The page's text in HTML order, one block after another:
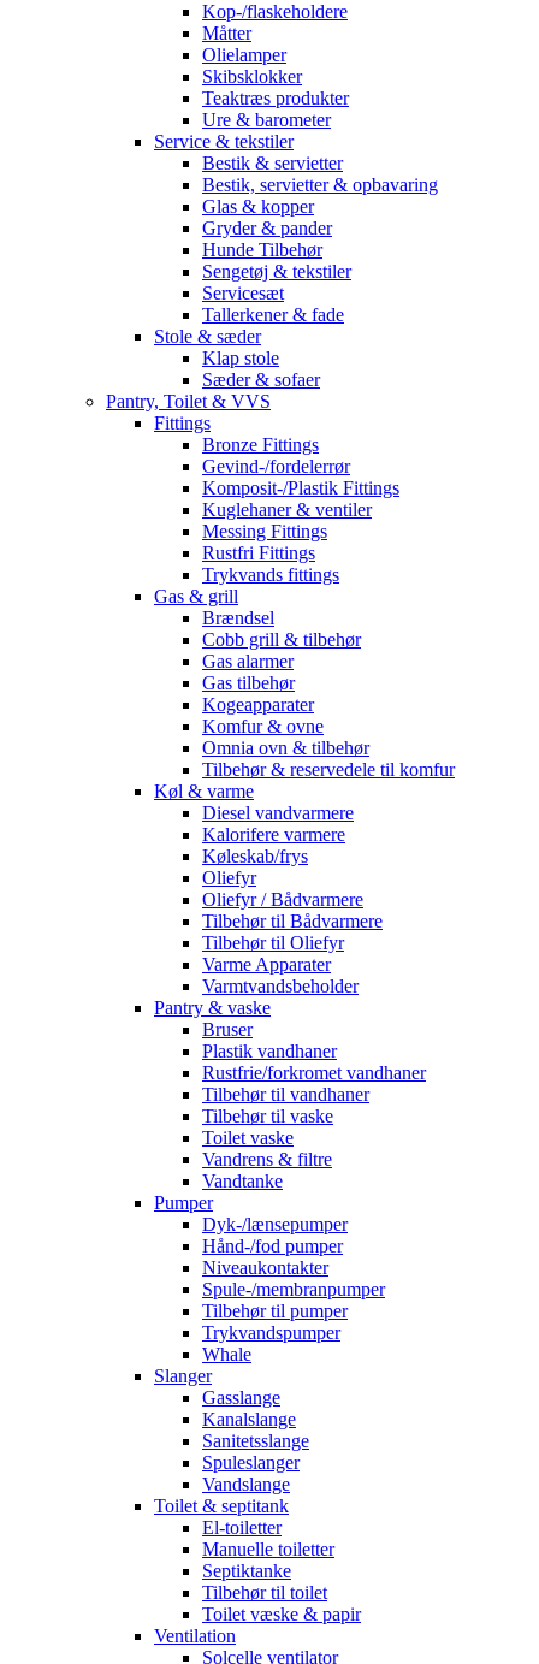
Kop-/flaskeholdere
Måtter
Olielamper
Skibsklokker
Teaktræs produkter
Ure & barometer
Service & tekstiler
Bestik & servietter
Bestik, servietter & opbavaring
Glas & kopper
Gryder & pander
Hunde Tilbehør
Sengetøj & tekstiler
Servicesæt
Tallerkener & fade
Stole & sæder
Klap stole
Sæder & sofaer
Pantry, Toilet & VVS
Fittings
Bronze Fittings
Gevind-/fordelerrør
Komposit-/Plastik Fittings
Kuglehaner & ventiler
Messing Fittings
Rustfri Fittings
Trykvands fittings
Gas & grill
Brændsel
Cobb grill & tilbehør
Gas alarmer
Gas tilbehør
Kogeapparater
Komfur & ovne
Omnia ovn & tilbehør
Tilbehør & reservedele til komfur
Køl & varme
Diesel vandvarmere
Kalorifere varmere
Køleskab/frys
Oliefyr
Oliefyr / Bådvarmere
Tilbehør til Bådvarmere
Tilbehør til Oliefyr
Varme Apparater
Varmtvandsbeholder
Pantry & vaske
Bruser
Plastik vandhaner
Rustfrie/forkromet vandhaner
Tilbehør til vandhaner
Tilbehør til vaske
Toilet vaske
Vandrens & filtre
Vandtanke
Pumper
Dyk-/lænsepumper
Hånd-/fod pumper
Niveaukontakter
Spule-/membranpumper
Tilbehør til pumper
Trykvandspumper
Whale
Slanger
Gasslange
Kanalslange
Sanitetsslange
Spuleslanger
Vandslange
Toilet & septitank
El-toiletter
Manuelle toiletter
Septiktanke
Tilbehør til toilet
Toilet væske & papir
Ventilation
Solcelle ventilator